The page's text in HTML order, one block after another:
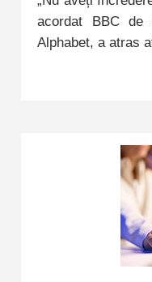
acordat BBC de
Alphabet, a atras